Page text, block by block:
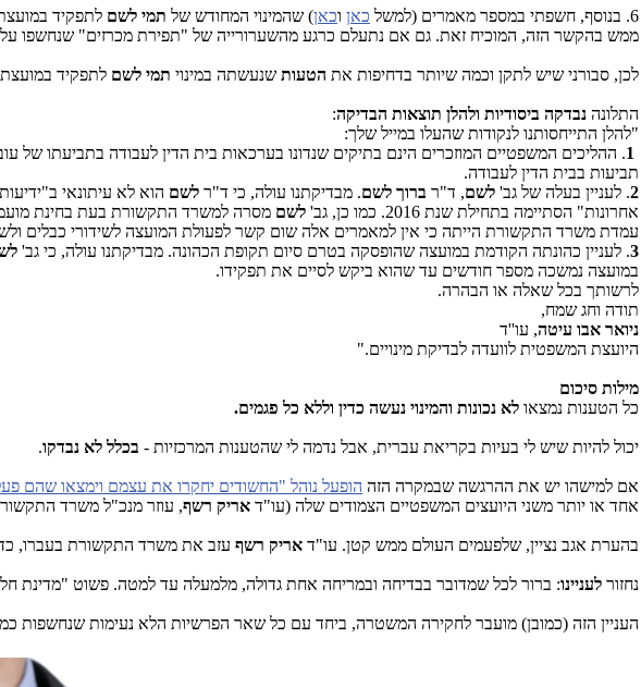
6. בנוסף, חשפתי במספר מאמרים (למשל כאן וכאן) שהמינוי המחודש של תמי לשם לתפקיד
ממש בהקשר הזה, המוכיח זאת. גם אם נתעלם כרגע מהשערורייה של "תפירת מכרזים" שנחשפו
לכן, סבורני שיש לתקן וכמה שיותר בדחיפות את הטעות שנעשתה במינוי תמי לשם לתפקיד במועצת
התלונה נבדקה ביסודיות ולהלן תוצאות הבדיקה:
"להלן התייחסותנו לנקודות שהעלו במייל שלך:
1. ההליכים המשפטיים המוזכרים הינם בתיקים שנדונו בערכאות בית הדין לעבודה בתביעתו של
תביעות בבית הדין לעבודה.
2. לעניין בעלה של גב' לשם, ד"ר ברוך לשם. מבדיקתנו עולה, כי ד"ר לשם הוא לא עיתונאי
אחרונות" הסתיימה בתחילת שנת 2016. כמו כן, גב'
לשם מסרה למשרד התקשורת בעת בחינת
עמדת משרד התקשורת הייתה כי אין למאמרים אלה שום קשר לפעולת המועצה לשידורי כבלים
3. לעניין כהונתה הקודמת במועצה שהופסקה בטרם סיום תקופת הכהונה. מבדיקתנו עולה, כי גב'
במועצה נמשכה מספר חודשים עד שהוא ביקש לסיים את תפקידו.
לרשותך בכל שאלה או הבהרה.
תודה וחג שמח,
ניואר אבו עיטה, עו''ד
היועצת המשפטית לוועדה לבדיקת מינויים."
מילות סיכום
כל הטענות נמצאו לא נכונות והמינוי נעשה כדין וללא כל פגמים.
יכול להיות שיש לי בעיות בקריאת עברית, אבל נדמה לי שהטענות המרכזיות - בכלל לא נבדקו.
אם למישהו יש את ההרגשה שבמקרה הזה הופעל נוהל "החשודים יחקרו את עצמם וימצאו שהם
אחד או יותר משני היועצים המשפטיים הצמודים שלה (עו"ד אריק רשף, עוזר מנכ"ל משרד
בהערת אגב נציין, שלפעמים העולם ממש קטן. עו"ד אריק רשף עזב את משרד התקשורת בעברו,
נחזור לעניינו: ברור לכל שמדובר בבדיחה ובמריחה אחת גדולה, מלמעלה עד למטה. פשוט "מדינת
העניין הזה (כמובן) מועבר לחקירה המשטרה, ביחד עם כל שאר הפרשיות הלא נעימות שנחשפות